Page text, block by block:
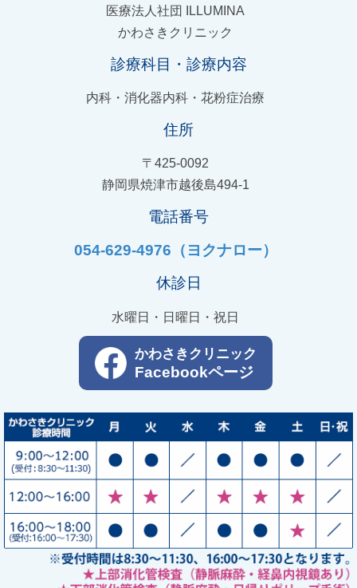
医療法人社団 ILLUMINA
かわさきクリニック
診療科目・診療内容
内科・消化器内科・花粉症治療
住所
〒425-0092
静岡県焼津市越後島494-1
電話番号
054-629-4976（ヨクナロー）
休診日
水曜日・日曜日・祝日
かわさきクリニック
Facebookページ